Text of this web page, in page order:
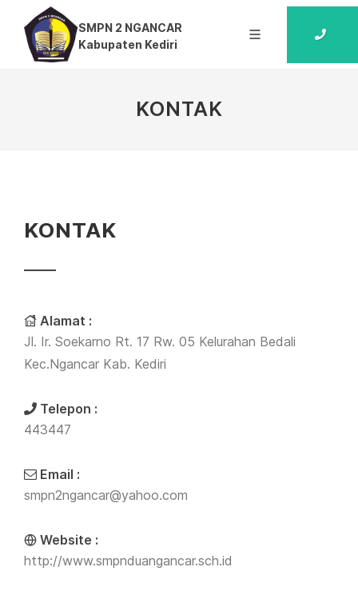
SMPN 2 NGANCAR
Kabupaten Kediri
KONTAK
KONTAK
Alamat :
Jl. Ir. Soekarno Rt. 17 Rw. 05 Kelurahan Bedali
Kec.Ngancar Kab. Kediri
Telepon :
443447
Email :
smpn2ngancar@yahoo.com
Website :
http://www.smpnduangancar.sch.id